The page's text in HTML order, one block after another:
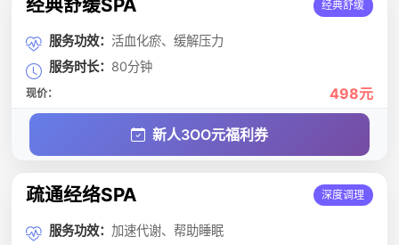
经典舒缓SPA 经典舒缓
服务功效： 活血化瘀、缓解压力
服务时长： 80分钟
现价： 498元
新人3OO元福利券
疏通经络SPA 深度调理
服务功效： 加速代谢、帮助睡眠